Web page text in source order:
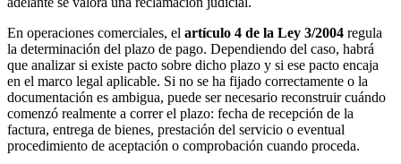
En operaciones comerciales, el artículo 4 de la Ley 3/2004 regula
la determinación del plazo de pago. Dependiendo del caso, habrá
que analizar si existe pacto sobre dicho plazo y si ese pacto encaja
en el marco legal aplicable. Si no se ha fijado correctamente o la
documentación es ambigua, puede ser necesario reconstruir cuándo
comenzó realmente a correr el plazo: fecha de recepción de la
factura, entrega de bienes, prestación del servicio o eventual
procedimiento de aceptación o comprobación cuando proceda.